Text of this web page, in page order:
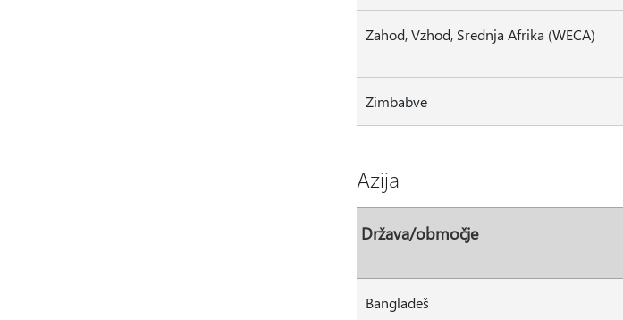
Zahod, Vzhod, Srednja Afrika (WECA)
Zimbabve
Azija
Država/območje
Bangladeš